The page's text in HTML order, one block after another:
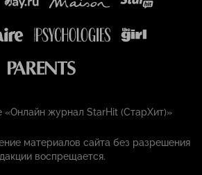
«Онлайн журнал StarHit (СтарХит)»
материалов сайта без разрешения
воспрещается.